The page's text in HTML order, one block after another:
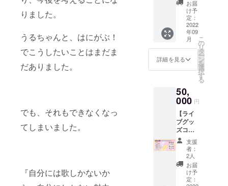
りました。
うるちゃんと、はにがぶ！
でこうしたいことはまだま
だありました。
でも、それもできなくなっ
てしまいました。
『自分には歌しかないか
テッ
カー ・
ワンマ
ンライ
ブ鑑賞
権 ・CF
限定仕
定仕
様 缶
バッチ
報告 ・
お手紙
（共
通） ・
お礼動
画（共
通） ・
オリジ
ナルボ
（共
通） ・
CF限
定 デ
ジタル
壁紙
（サイ
ン入
り） ・
CF限
定 ス
テッ
お届
け予
定：
2022
年09
月
詳細を見る
こ
の
リ
タ
ー
ン
を
選
択
す
る
50,
000 円
【ライ
ブグッ
ズコン
プリー
トプラ
ン】 ・
活動報
告 ・お
手紙
支援
者：
2人
お届
け予
定：